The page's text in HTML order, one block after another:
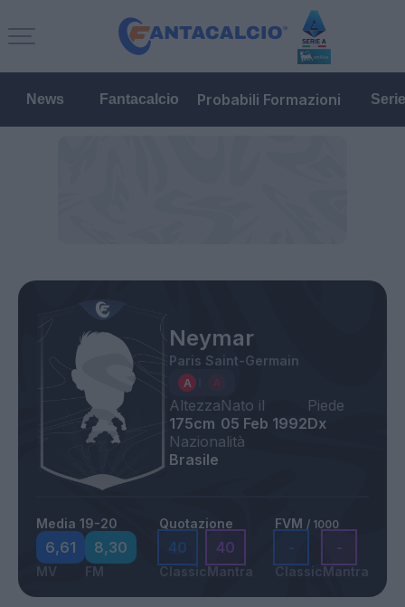
News Fantacalcio Probabili Formazioni
Neymar
Paris Saint-Germain
Altezza
175cm
Nato il
05 Feb 1992
Piede
Dx
Nazionalità
Brasile
Media 19-20
6,61
MV
8,30
FM
Quotazione
40
Classic
40
Mantra
FVM / 1000
-
Classic
-
Mantra